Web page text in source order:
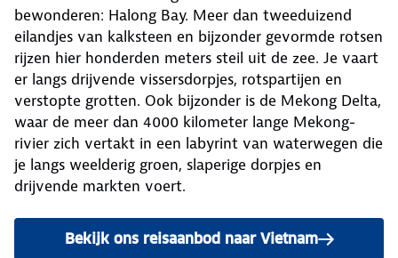
bewonderen: Halong Bay. Meer dan tweeduizend
eilandjes van kalksteen en bijzonder gevormde rotsen
rijzen hier honderden meters steil uit de zee. Je vaart
er langs drijvende vissersdorpjes, rotspartijen en
verstopte grotten. Ook bijzonder is de Mekong Delta,
waar de meer dan 4000 kilometer lange Mekong-
rivier zich vertakt in een labyrint van waterwegen die
je langs weelderig groen, slaperige dorpjes en
drijvende markten voert.
Bekijk ons reisaanbod naar Vietnam